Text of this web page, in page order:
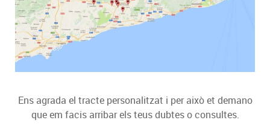
Ens agrada el tracte personalitzat i per això et demano
que em facis arribar els teus dubtes o consultes.